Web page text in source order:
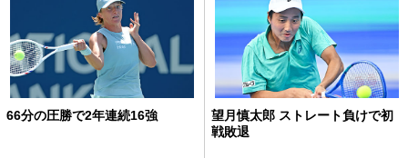
66分の圧勝で2年連続16強
望月慎太郎 ストレート負けで初
戦敗退